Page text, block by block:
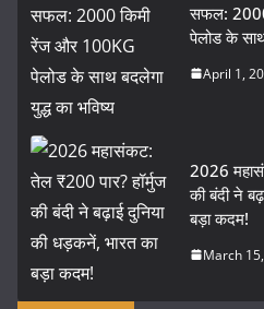
सफल:
पेलोड के
April 1,
2026
की बंदी ने
बड़ा कदम!
March